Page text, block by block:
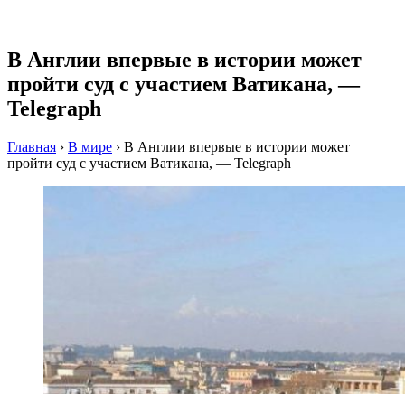
В Англии впервые в истории может
пройти суд с участием Ватикана, —
Telegraph
Главная › В мире › В Англии впервые в истории может
пройти суд с участием Ватикана, — Telegraph